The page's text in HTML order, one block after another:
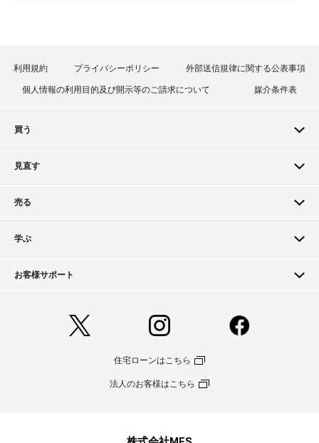
利用規約 プライバシーポリシー 外部送信規律に関する公表事項
個人情報の利用目的及び開示等のご請求について 媒介条件表
買う
見直す
売る
学ぶ
お客様サポート
住宅ローンはこちら
法人のお客様はこちら